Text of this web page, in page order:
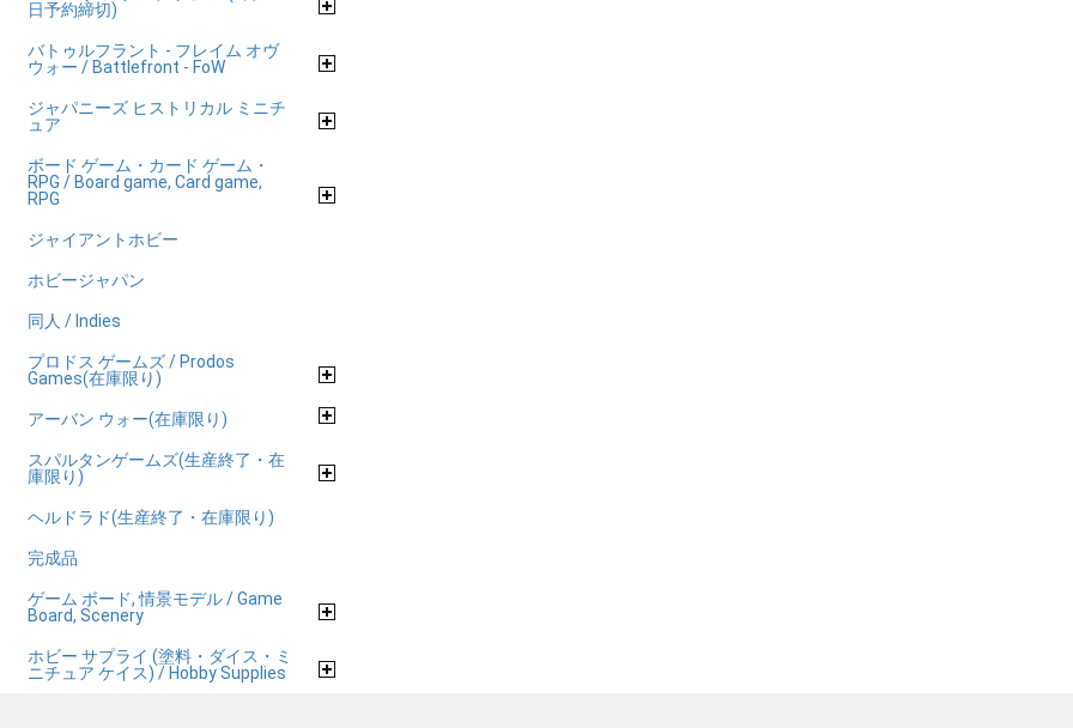
日予約締切)
バトゥルフラント - フレイム オヴ
ウォー / Battlefront - FoW
ジャパニーズ ヒストリカル ミニチ
ュア
ボード ゲーム・カード ゲーム・
RPG / Board game, Card game,
RPG
ジャイアントホビー
ホビージャパン
同人 / Indies
プロドス ゲームズ / Prodos
Games(在庫限り)
アーバン ウォー(在庫限り)
スパルタンゲームズ(生産終了・在
庫限り)
ヘルドラド(生産終了・在庫限り)
完成品
ゲーム ボード, 情景モデル / Game
Board, Scenery
ホビー サプライ (塗料・ダイス・ミ
ニチュア ケイス) / Hobby Supplies